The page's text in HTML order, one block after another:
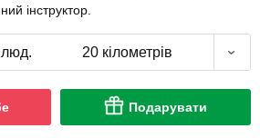
інструктор.
20 кілометрів
Подарувати